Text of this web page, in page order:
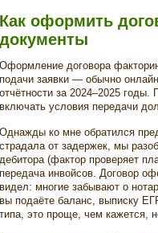
Как оформить
документы
Оформление договора
подачи заявки — обычно
отчётности за 2024–2025
включать условия передачи
Однажды ко мне обратился
страдала от задержек, мы
дебитора (фактор проверяет
передача инвойсов. Договор
видел: многие забывают о
вы подаёте баланс, выписку
типа, это проще, чем кажется,